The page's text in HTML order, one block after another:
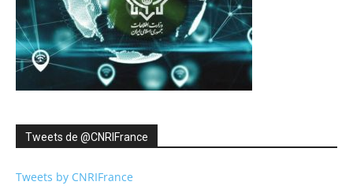
Tweets de ‎@CNRIFrance
Tweets by CNRIFrance